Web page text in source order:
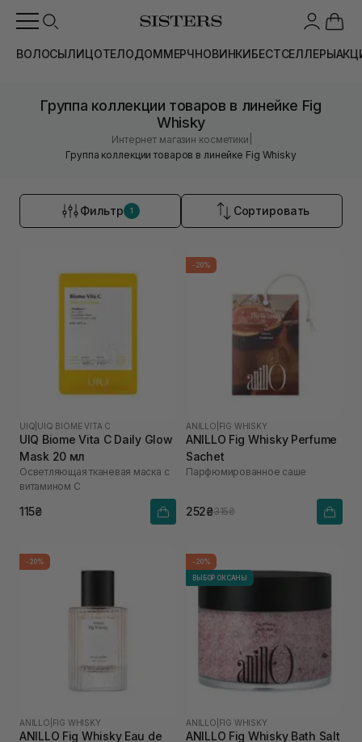
ВОЛОСЫЛИЦОТЕЛОДОММЕРЧНОВИНКИБЕСТСЕЛЛЕРЫ
Группа коллекции товаров в линейке Fig
Whisky
Интернет магазин косметики
Группа коллекции товаров в линейке Fig Whisky
Фильтр 1 Сортировать
UIQ UIQ BIOME VITA C
UIQ Biome Vita C Daily Glow
Mask 20 мл
Осветляющая тканевая маска с
витамином C
115₴
-20%
ANILLO FIG WHISKY
ANILLO Fig Whisky Perfume
Sachet
Парфюмированное саше
252₴315₴
-20%
ANILLO FIG WHISKY
ANILLO Fig Whisky Eau de
-20%
ВЫБОР ОКСАНЫ
ANILLO FIG WHISKY
ANILLO Fig Whisky Bath Salt